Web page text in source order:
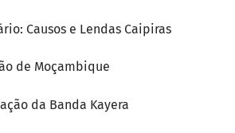
Causos e Lendas Caipiras
de Moçambique
da Banda Kayera